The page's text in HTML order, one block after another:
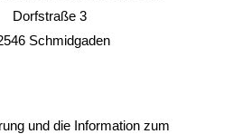
Dorfstraße 3
Schmidgaden
und die Information zum